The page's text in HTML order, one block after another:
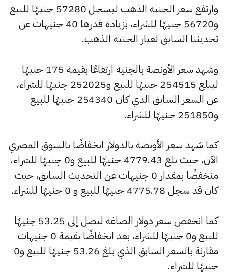
وارتفع سعر الجنيه الذهب ليسجل 57280 جنيهًا للبيع
و56720 جنيهًا للشراء، بزيادة قدرها 40 جنيهات عن
تحديثنا السابق لعيار الجنيه الذهب.
وشهد سعر الأونصة بالجنيه ارتفاعًا بقيمة 175 جنيهًا
ليبلغ 254515 جنيهًا للبيع و252025 جنيهًا للشراء،
عن السعر السابق الذي كان 254340 جنيهًا للبيع
و251850 جنيهًا للشراء.
كما شهد سعر الأونصة بالدولار انخفاضًا بالسوق المصري
الآن، حيث بلغ 4779.43 جنيهًا للبيع و0 جنيهًا للشراء،
منخفضًا بمقدار 0 جنيهات عن التحديث السابق، حيث
كان قد سجل 4775.78 جنيهًا للبيع و 0 جنيهًا للشراء.
كما انخفض سعر دولار الصاغة ليصل إلى 53.25 جنيهًا
للبيع و0 جنيهًا للشراء، بعد انخفاضًا بقيمة 0 جنيهات
مقارنة بالسعر السابق الذي بلغ 53.26 جنيهًا للبيع و0
جنيهًا للشراء.